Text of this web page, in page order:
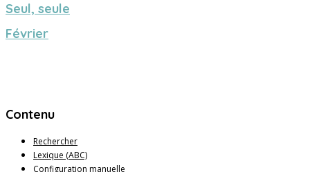
Seul, seule
Février
Contenu
Rechercher
Lexique (ABC)
Configuration manuelle